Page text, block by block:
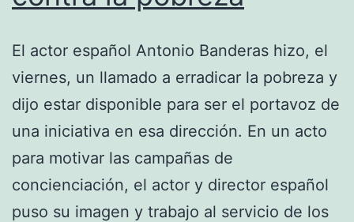
El actor español Antonio Banderas hizo, el
viernes, un llamado a erradicar la pobreza y
dijo estar disponible para ser el portavoz de
una iniciativa en esa dirección. En un acto
para motivar las campañas de
concienciación, el actor y director español
puso su imagen y trabajo al servicio de los